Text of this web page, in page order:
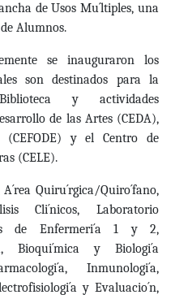
de UsosMu´ltiples, una
Alumnos.
se inauguraron los
son destinados para la
y actividades
de las Artes (CEDA),
(CEFODE) y el Centro de
(CELE).
Quiru´rgica/Quiro´fano,
Cli´nicos, Laboratorio
de Enfermeri´a 1 y 2,
Bioqui´mica y Biologi´a
Inmunologi´a,
y Evaluacio´n,